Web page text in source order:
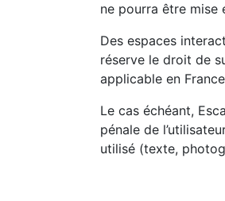
ne pourra être mise
Des espaces
réserve le droit de
applicable en
Le cas échéant,
pénale de
utilisé (texte,